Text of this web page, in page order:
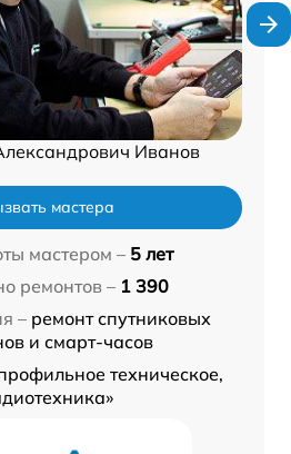
Иванов
мастера
мастером – 5 лет
ремонтов – 1 390
– ремонт спутниковых
и смарт-часов
техническое,